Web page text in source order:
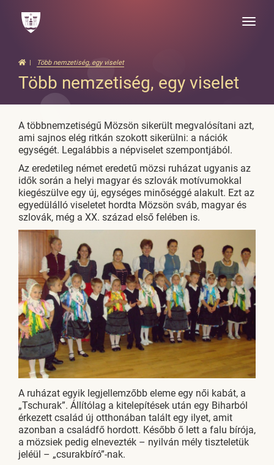
Toggle
Több nemzetiség, egy viselet
Több nemzetiség, egy viselet
A többnemzetiségű Mözsön sikerült megvalósítani azt,
ami sajnos elég ritkán szokott sikerülni: a nációk
egységét. Legalábbis a népviselet szempontjából.
Az eredetileg német eredetű mözsi ruházat ugyanis az
idők során a helyi magyar és szlovák motívumokkal
kiegészülve egy új, egységes minőséggé alakult. Ezt az
egyedülálló viseletet hordta Mözsön sváb, magyar és
szlovák, még a XX. század első felében is.
A ruházat egyik legjellemzőbb eleme egy női kabát, a
„Tschurak”. Állítólag a kitelepítések után egy Biharból
érkezett család új otthonában talált egy ilyet, amit
azonban a családfő hordott. Később ő lett a falu bírója,
a mözsiek pedig elnevezték – nyilván mély tiszteletük
jeléül – „csurakbíró”-nak.